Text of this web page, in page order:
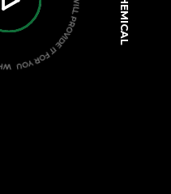
CHEMICAL